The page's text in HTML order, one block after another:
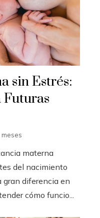
sin Estrés:
meses
materna
del nacimiento
gran diferencia en
cómo funcio...